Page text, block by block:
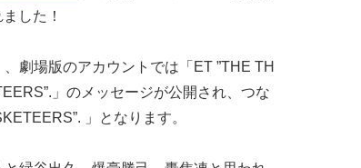
した！
劇場版のアカウントでは「ET ”THE TH
」のメッセージが公開され、つな
」となります。